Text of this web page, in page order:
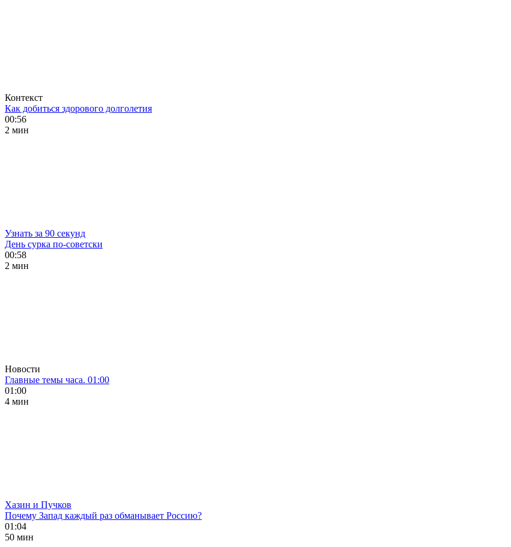
Контекст
Как добиться здорового долголетия
00:56
2 мин
Узнать за 90 секунд
День сурка по-советски
00:58
2 мин
Новости
Главные темы часа. 01:00
01:00
4 мин
Хазин и Пучков
Почему Запад каждый раз обманывает Россию?
01:04
50 мин